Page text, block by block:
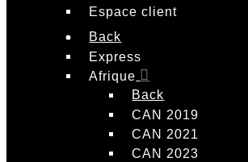
Espace client
Back
Express
Afrique
Back
CAN 2019
CAN 2021
CAN 2023